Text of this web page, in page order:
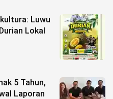
Luwu
Lokal
5 Tahun,
Laporan